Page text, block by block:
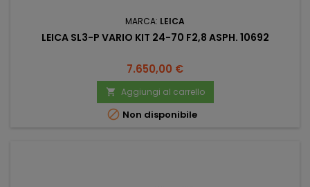
MARCA: LEICA
LEICA SL3-P VARIO KIT 24-70 F2,8 ASPH. 10692
Prezzo
7.650,00 €
 Aggiungi al carrello
 Non disponibile